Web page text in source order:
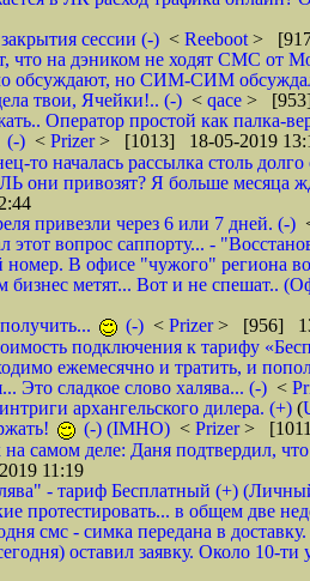
сессии (-) < Reeboot >
что на дэником не ходят СМС от
обсуждают, но СИМ-СИМ
твои, Ячейки!.. (-) < qace > [953]
Оператор простой как палка-
(-) < Prizer> [1013] 18-05-2019
то началась рассылка столь
они привозят? Я больше месяца
привезли через 6 или 7 дней. (-)
этот вопрос саппорту... -
номер. В офисе "чужого" региона
метят... Вот и не спешат..
(-) < Prizer> [956]
подключения к тарифу
ежемесячно и тратить, и
Это сладкое слово халява... (-) <
архангельского дилера. (+) (
(-) (IMHO) < Prizer>
на самом деле: Даня подтвердил,
11:19
- тариф Бесплатный (+)
протестировать... в общем две
смс - симка передана в
оставил заявку. Около 10-ти